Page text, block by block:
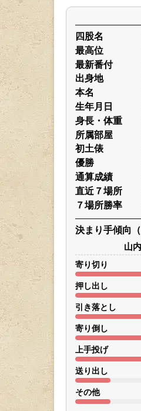
四股名
最高位
最新番付
出身地
本名
生年月日
身長・体重
所属部屋
初土俵
優勝
通算成績
直近７場所
７場所勝率
決まり手傾向
山
寄り切り
押し出し
引き落とし
寄り倒し
上手投げ
送り出し
その他